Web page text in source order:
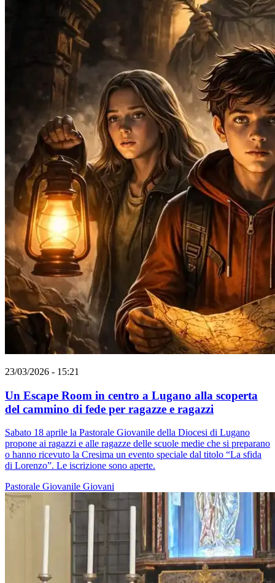
23/03/2026 - 15:21
Un Escape Room in centro a Lugano alla scoperta
del cammino di fede per ragazze e ragazzi
Sabato 18 aprile la Pastorale Giovanile della Diocesi di Lugano
propone ai ragazzi e alle ragazze delle scuole medie che si preparano
o hanno ricevuto la Cresima un evento speciale dal titolo “La sfida
di Lorenzo”. Le iscrizione sono aperte.
Pastorale Giovanile Giovani